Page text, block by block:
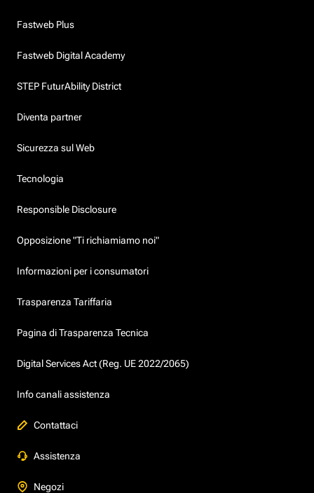
Fastweb Plus
Fastweb Digital Academy
STEP FuturAbility District
Diventa partner
Sicurezza sul Web
Tecnologia
Responsible Disclosure
Opposizione "Ti richiamiamo noi"
Informazioni per i consumatori
Trasparenza Tariffaria
Pagina di Trasparenza Tecnica
Digital Services Act (Reg. UE 2022/2065)
Info canali assistenza
Contattaci
Assistenza
Negozi